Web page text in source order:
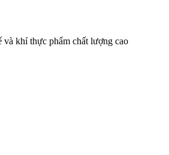
khí thực phẩm chất lượng cao